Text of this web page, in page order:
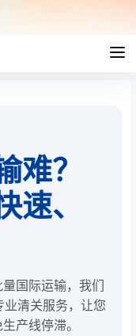
难？
速、
国际运输，我们
清关服务，让您
产线停滞。